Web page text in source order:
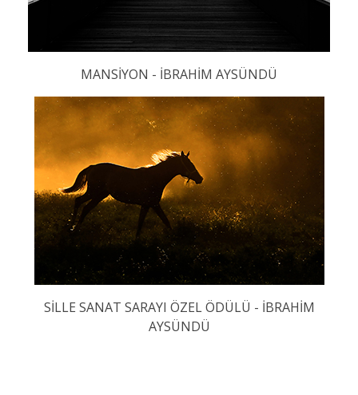
MANSİYON - İBRAHİM AYSÜNDÜ
SİLLE SANAT SARAYI ÖZEL ÖDÜLÜ - İBRAHİM
AYSÜNDÜ